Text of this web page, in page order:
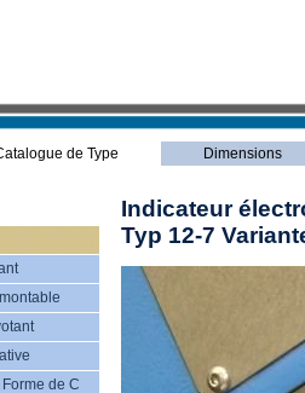
de Type Dimensions
de C
Indicateur
Typ 12-7